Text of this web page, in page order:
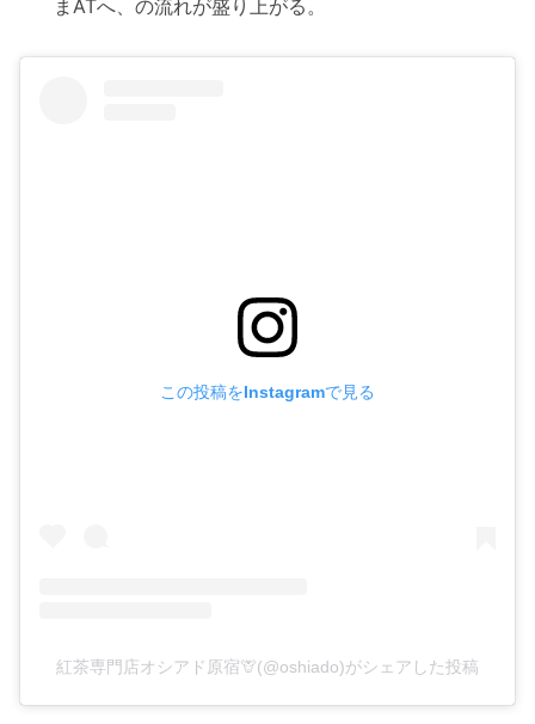
まATへ、の流れが盛り上がる。
この投稿をInstagramで見る
紅茶専門店オシアド原宿🦒(@oshiado)がシェアした投稿